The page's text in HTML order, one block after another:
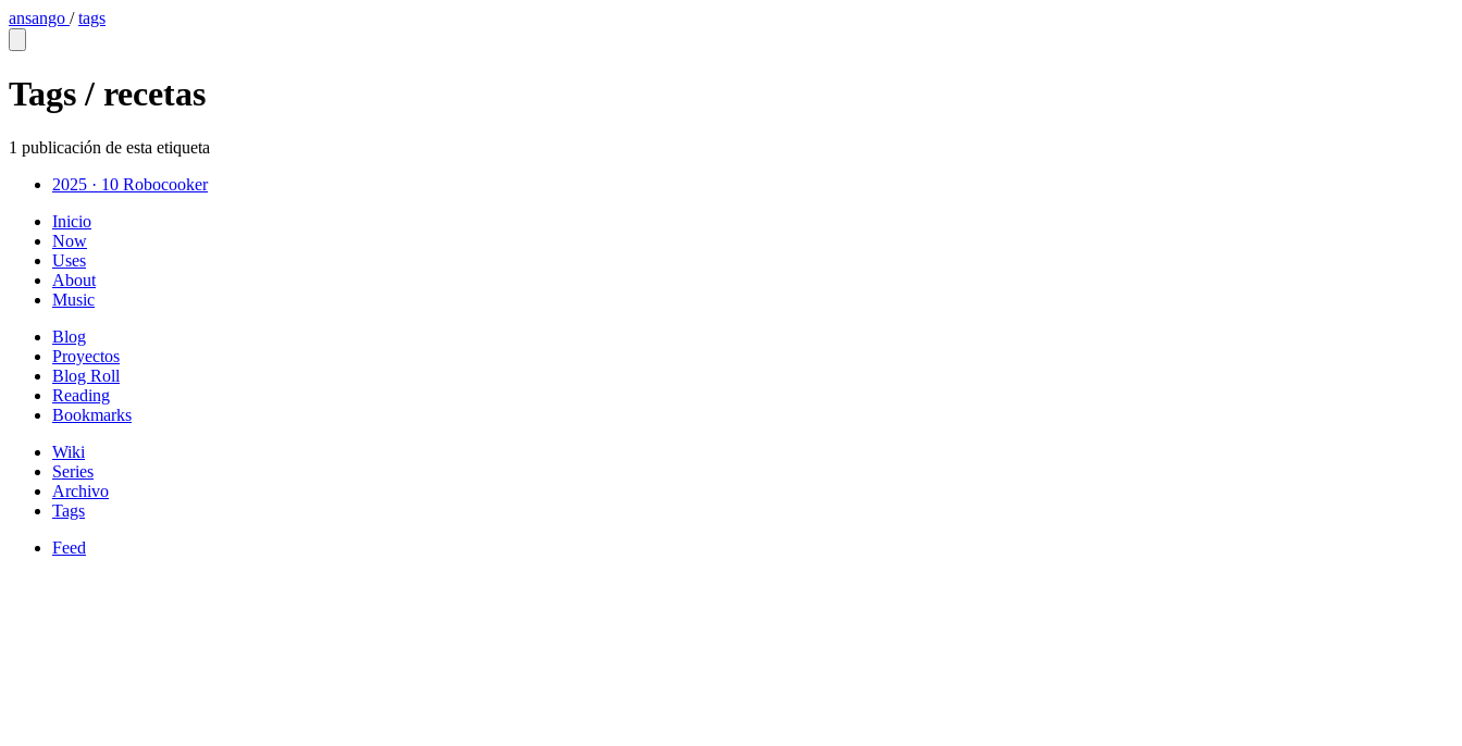
ansango /tags
Tags / recetas
1 publicación de esta etiqueta
2025 · 10 Robocooker
Inicio
Now
Uses
About
Music
Blog
Proyectos
Blog Roll
Reading
Bookmarks
Wiki
Series
Archivo
Tags
Feed